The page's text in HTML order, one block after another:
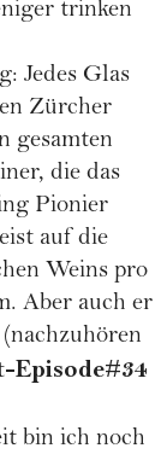
trinken
Jedes Glas
Zürcher
gesamten
die das
Pionier
auf die
Weins pro
Aber auch er
Episode#34
bin ich noch